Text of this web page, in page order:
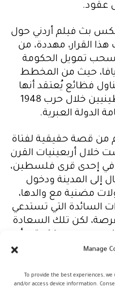
Manage
To provide the best experiences,
and/or access device information.
عقود.
بث فيلم أردني حول
هذا القرار، مهددة، من
بسحب تمويل الحكومة
حيث من المخطط
فظائع يُعتقد أنها
ارتكبت ضد الفلسطينيين خلال حرب 1948
الدولة العبرية.
من قصة حقيقية لفتاة
خلال أربعينيات القرن
في إحدى قرى فلسطين،
إلى المدينة ودخول
مضنية مع والدها،
السائدة التي تستدعي
لكن تلك السعادة
عام 1948.
إلى المدينة، ولكنها